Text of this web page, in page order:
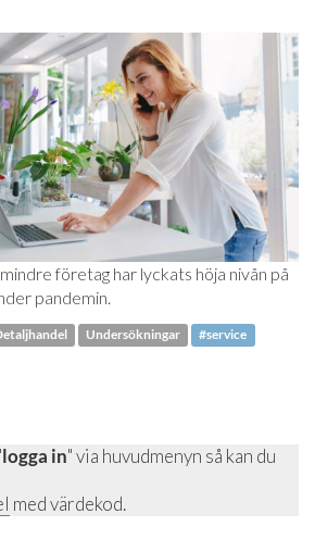
företag har lyckats höja nivån på
pandemin.
Undersökningar #service
logga in" via huvudmenyn så kan du
med värdekod.